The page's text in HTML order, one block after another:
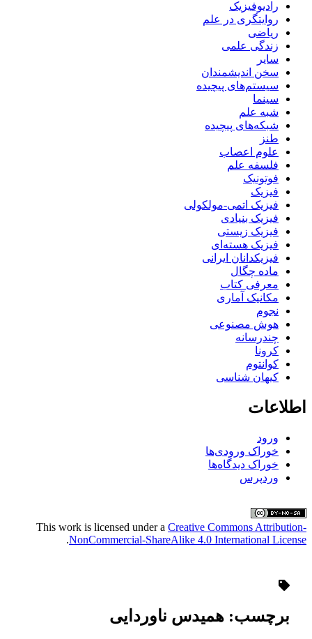
رادیوفیزیک
روایتگری در علم
ریاضی
زندگی علمی
سایر
سخن اندیشمندان
سیستم‌های پیچیده
سینما
شبه علم
شبکه‌های پیچیده
طنز
علوم اعصاب
فلسفه علم
فوتونیک
فیزیک
فیزیک اتمی-مولکولی
فیزیک بنیادی
فیزیک زیستی
فیزیک هسته‌ای
فیزیکدانان ایرانی
ماده چگال
معرفی کتاب
مکانیک آماری
نجوم
هوش مصنوعی
چندرسانه
کرونا
کوانتوم
کیهان شناسی
اطلاعات
ورود
خوراک ورودی‌ها
خوراک دیدگاه‌ها
وردپرس
This work is licensed under a Creative Commons Attribution-
NonCommercial-ShareAlike 4.0 International License
.
برچسب: همیدس ناوردایی